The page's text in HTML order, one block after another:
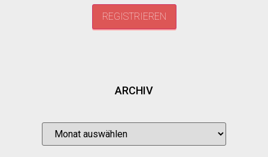
ARCHIV